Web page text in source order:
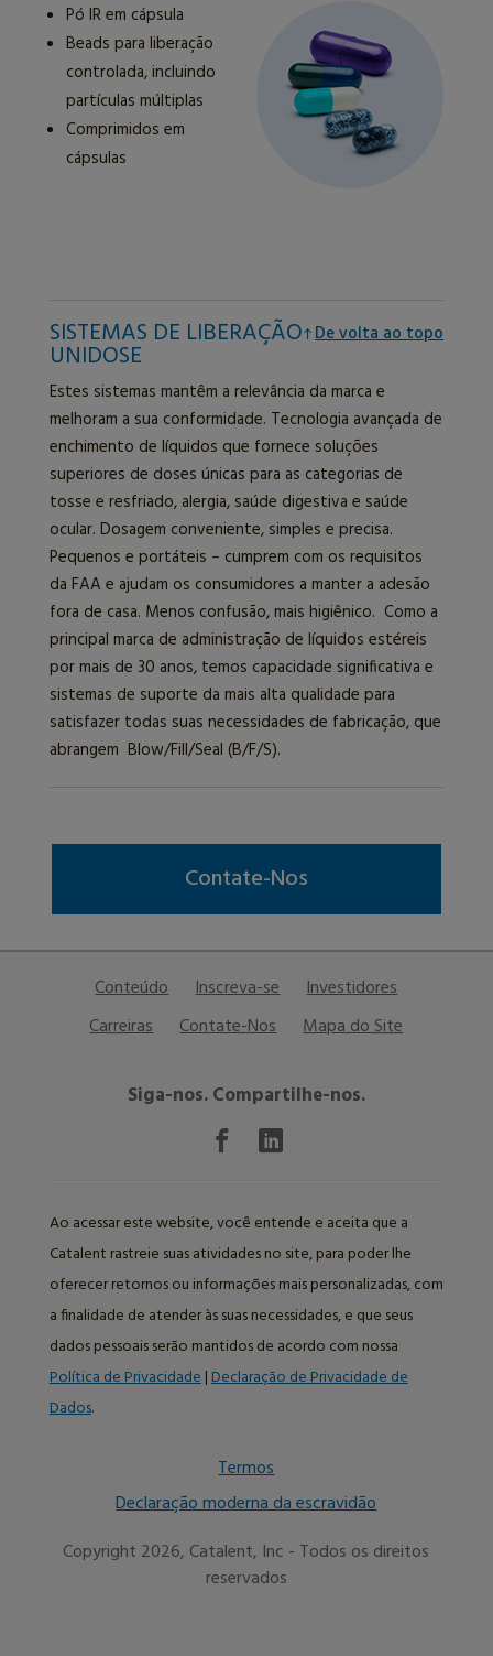
Pó IR em cápsula
Beads para liberação
controlada, incluindo
partículas múltiplas
Comprimidos em
cápsulas
De volta ao topo
SISTEMAS DE LIBERAÇÃO
UNIDOSE
Estes sistemas mantêm a relevância da marca e
melhoram a sua conformidade. Tecnologia avançada de
enchimento de líquidos que fornece soluções
superiores de doses únicas para as categorias de
tosse e resfriado, alergia, saúde digestiva e saúde
ocular. Dosagem conveniente, simples e precisa.
Pequenos e portáteis – cumprem com os requisitos
da FAA e ajudam os consumidores a manter a adesão
fora de casa. Menos confusão, mais higiênico. Como a
principal marca de administração de líquidos estéreis
por mais de 30 anos, temos capacidade significativa e
sistemas de suporte da mais alta qualidade para
satisfazer todas suas necessidades de fabricação, que
abrangem Blow/Fill/Seal (B/F/S).
Contate-Nos
Conteúdo Inscreva-se
Investidores
Carreiras
Contate-Nos Mapa do Site
Siga-nos. Compartilhe-nos.
Ao acessar este website, você entende e aceita que a
Catalent rastreie suas atividades no site, para poder lhe
oferecer retornos ou informações mais personalizadas, com
a finalidade de atender às suas necessidades, e que seus
dados pessoais serão mantidos de acordo com nossa
Política de Privacidade|Declaração de Privacidade de
Dados.
Copyright 2026, Catalent, Inc - Todos os direitos
reservados
Termos
Declaração moderna da escravidão